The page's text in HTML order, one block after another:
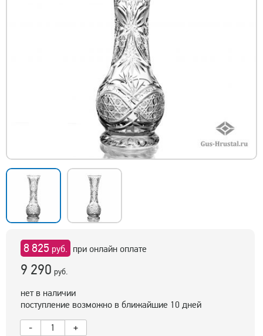
8 825 руб. при онлайн оплате
9 290 руб.
нет в наличии
поступление возможно в ближайшие 10 дней
-
+